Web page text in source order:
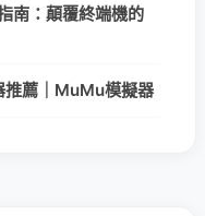
南：顛覆終端機的
薦｜MuMu模擬器